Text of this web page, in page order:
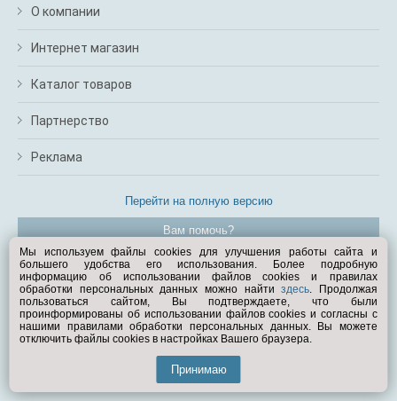
О компании
Интернет магазин
Каталог товаров
Партнерство
Реклама
Перейти на полную версию
Вам помочь?
© Exist.ru 1998—2026
Мы используем файлы cookies для улучшения работы сайта и
большего удобства его использования. Более подробную
информацию об использовании файлов cookies и правилах
обработки персональных данных можно найтиздесь. Продолжая
пользоваться сайтом, Вы подтверждаете, что были
проинформированы об использовании файлов cookies и согласны с
нашими правилами обработки персональных данных. Вы можете
отключить файлы cookies в настройках Вашего браузера.
Принимаю